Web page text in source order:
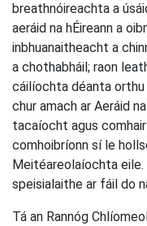
breathnóireachta a
aeráid na hÉireann a
inbhuanaitheacht a
a chothabháil; raon
cáilíochta déanta orthu
chur amach ar Aeráid
tacaíocht agus
comhoibríonn sí le
Meitéareolaíochta eile.
speisialaithe ar fáil do
Tá an Rannóg